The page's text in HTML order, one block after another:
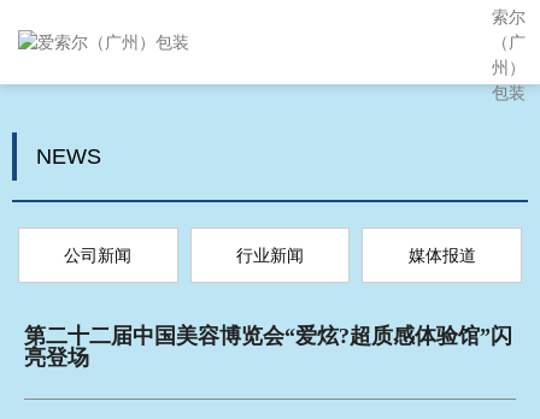
NEWS
公司新闻 行业新闻 媒体报道
第二十二届中国美容博览会“爱炫?超质感体验馆”闪
亮登场